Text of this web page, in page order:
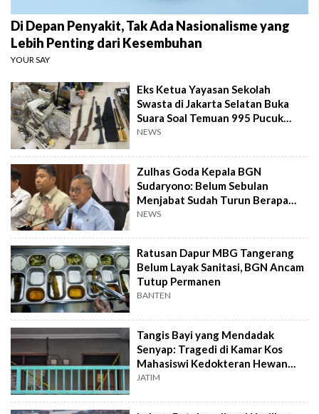
Di Depan Penyakit, Tak Ada Nasionalisme yang
Lebih Penting dari Kesembuhan
YOUR SAY
Eks Ketua Yayasan Sekolah
Swasta di Jakarta Selatan Buka
Suara Soal Temuan 995 Pucuk
Senjata Api
NEWS
Zulhas Goda Kepala BGN
Sudaryono: Belum Sebulan
Menjabat Sudah Turun Berapa
Kilo?
NEWS
Ratusan Dapur MBG Tangerang
Belum Layak Sanitasi, BGN Ancam
Tutup Permanen
BANTEN
Tangis Bayi yang Mendadak
Senyap: Tragedi di Kamar Kos
Mahasiswi Kedokteran Hewan
Surabaya
JATIM